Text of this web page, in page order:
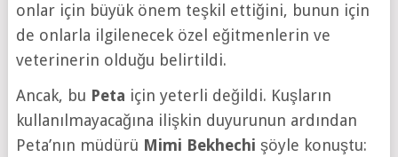
onlar için büyük önem teşkil ettiğini, bunun için
de onlarla ilgilenecek özel eğitmenlerin ve
veterinerin olduğu belirtildi.
Ancak, bu Peta için yeterli değildi. Kuşların
kullanılmayacağına ilişkin duyurunun ardından
Peta’nın müdürü Mimi Bekhechi şöyle konuştu: